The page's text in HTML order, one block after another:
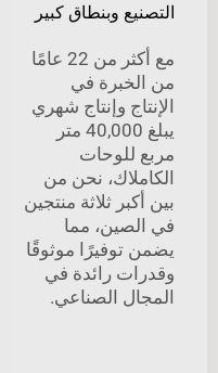
وبنطاق كبير
مع أكثر من 22 عامًا
في
وإنتاج شهري
يبلغ 40,000 متر
نحن من
ثلاثة منتجين
مما
موثوقًا
رائدة في
الصناعي.